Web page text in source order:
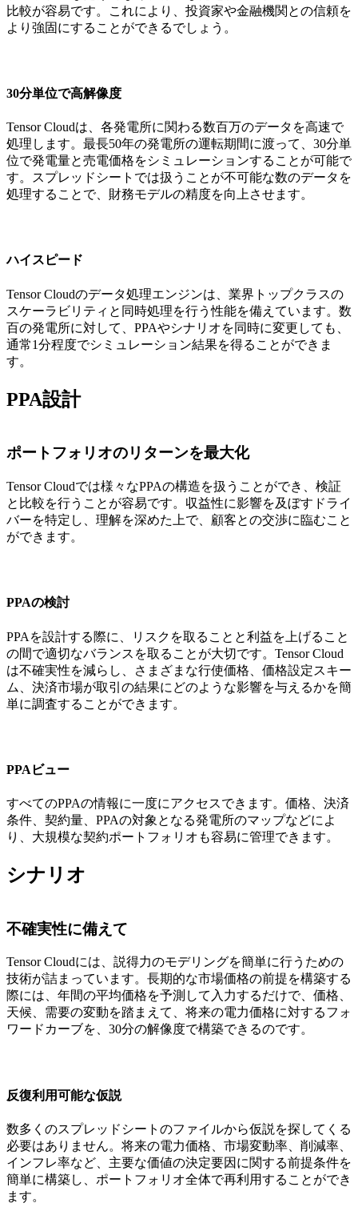
比較が容易です。これにより、投資家や金融機関との信頼を
より強固にすることができるでしょう。
30分単位で高解像度
Tensor Cloudは、各発電所に関わる数百万のデータを高速で
処理します。最長50年の発電所の運転期間に渡って、30分単
位で発電量と売電価格をシミュレーションすることが可能で
す。スプレッドシートでは扱うことが不可能な数のデータを
処理することで、財務モデルの精度を向上させます。
ハイスピード
Tensor Cloudのデータ処理エンジンは、業界トップクラスの
スケーラビリティと同時処理を行う性能を備えています。数
百の発電所に対して、PPAやシナリオを同時に変更しても、
通常1分程度でシミュレーション結果を得ることができま
す。
PPA設計
ポートフォリオのリターンを最大化
Tensor Cloudでは様々なPPAの構造を扱うことができ、検証
と比較を行うことが容易です。収益性に影響を及ぼすドライ
バーを特定し、理解を深めた上で、顧客との交渉に臨むこと
ができます。
PPAの検討
PPAを設計する際に、リスクを取ることと利益を上げること
の間で適切なバランスを取ることが大切です。Tensor Cloud
は不確実性を減らし、さまざまな行使価格、価格設定スキー
ム、決済市場が取引の結果にどのような影響を与えるかを簡
単に調査することができます。
PPAビュー
すべてのPPAの情報に一度にアクセスできます。価格、決済
条件、契約量、PPAの対象となる発電所のマップなどによ
り、大規模な契約ポートフォリオも容易に管理できます。
シナリオ
不確実性に備えて
Tensor Cloudには、説得力のモデリングを簡単に行うための
技術が詰まっています。長期的な市場価格の前提を構築する
際には、年間の平均価格を予測して入力するだけで、価格、
天候、需要の変動を踏まえて、将来の電力価格に対するフォ
ワードカーブを、30分の解像度で構築できるのです。
反復利用可能な仮説
数多くのスプレッドシートのファイルから仮説を探してくる
必要はありません。将来の電力価格、市場変動率、削減率、
インフレ率など、主要な価値の決定要因に関する前提条件を
簡単に構築し、ポートフォリオ全体で再利用することができ
ます。